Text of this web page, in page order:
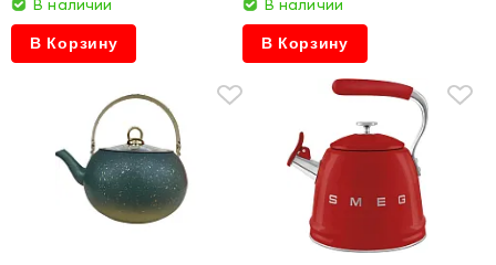
В наличии
В Корзину
В наличии
В Корзину